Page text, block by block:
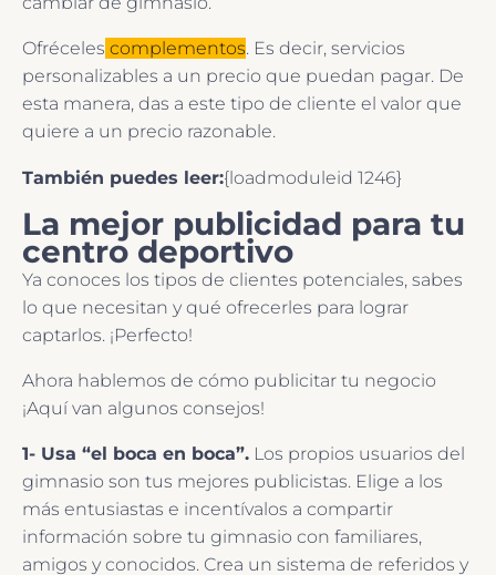
Ofréceles complementos. Es decir, servicios
personalizables a un precio que puedan pagar. De
esta manera, das a este tipo de cliente el valor que
quiere a un precio razonable.
También puedes leer:{loadmoduleid 1246}
La mejor publicidad para tu
centro deportivo
Ya conoces los tipos de clientes potenciales, sabes
lo que necesitan y qué ofrecerles para lograr
captarlos. ¡Perfecto!
Ahora hablemos de cómo publicitar tu negocio
¡Aquí van algunos consejos!
1- Usa “el boca en boca”. Los propios usuarios del
gimnasio son tus mejores publicistas. Elige a los
más entusiastas e incentívalos a compartir
información sobre tu gimnasio con familiares,
amigos y conocidos. Crea un sistema de referidos y